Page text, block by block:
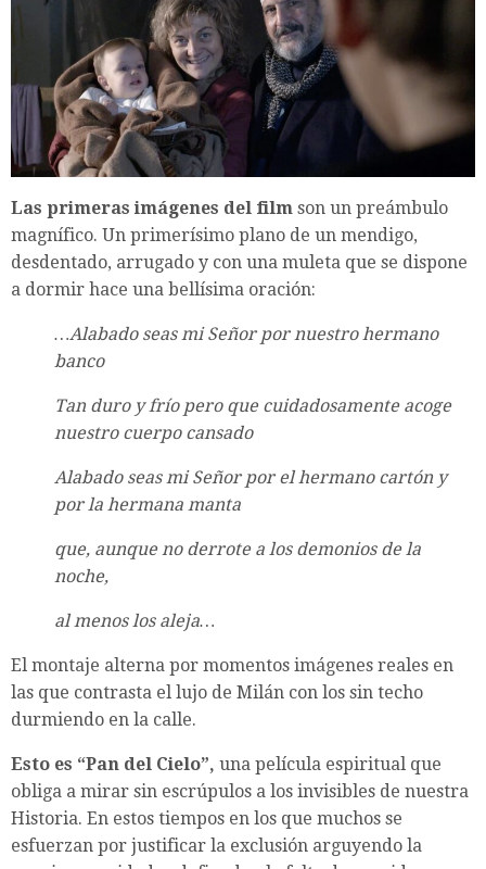
Las primeras imágenes del film son un preámbulo
magnífico. Un primerísimo plano de un mendigo,
desdentado, arrugado y con una muleta que se dispone
a dormir hace una bellísima oración:
…Alabado seas mi Señor por nuestro hermano
banco
Tan duro y frío pero que cuidadosamente acoge
nuestro cuerpo cansado
Alabado seas mi Señor por el hermano cartón y
por la hermana manta
que, aunque no derrote a los demonios de la
noche,
al menos los aleja…
El montaje alterna por momentos imágenes reales en
las que contrasta el lujo de Milán con los sin techo
durmiendo en la calle.
Esto es “Pan del Cielo”, una película espiritual que
obliga a mirar sin escrúpulos a los invisibles de nuestra
Historia. En estos tiempos en los que muchos se
esfuerzan por justificar la exclusión arguyendo la